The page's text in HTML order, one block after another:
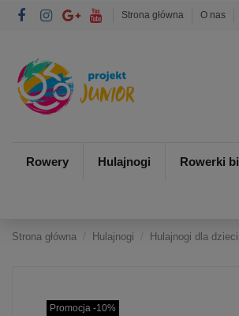
Strona główna O nas
Rowery Hulajnogi Rowerki
Strona główna Hulajnogi Hulajnogi dla dzieci
Promocja -10%